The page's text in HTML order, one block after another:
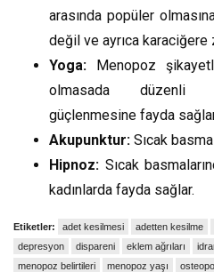
arasında popüler
değil ve ayrıca karaciğere
Yoga: Menopoz
olmasada düzenli
güçlenmesine fayda
Akupunktur: Sıcak
Hipnoz: Sıcak
kadınlarda fayda sağlar.
Etiketler: adet kesilmesi adetten kesilme
depresyon
dispareni eklem ağrıları
menopoz belirtileri
menopoz yaşı